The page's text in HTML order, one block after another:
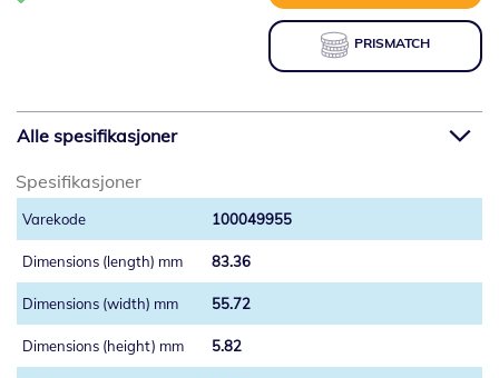
PRISMATCH
Alle spesifikasjoner
Spesifikasjoner
100049955
83.36
55.72
5.82